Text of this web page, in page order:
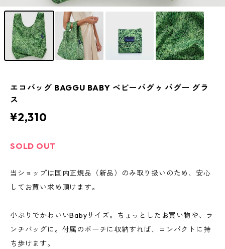
エコバッグ BAGGU BABY ベビーバグゥ バグー グラ
ス
¥2,310
SOLD OUT
当ショップは国内正規品（新品）のみ取り扱いのため、安心
してお買い求め頂けます。
小ぶりでかわいいBabyサイズ。ちょっとしたお買い物や、ラ
ンチバッグに。付属のポーチに収納すれば、コンパクトに持
ち歩けます。